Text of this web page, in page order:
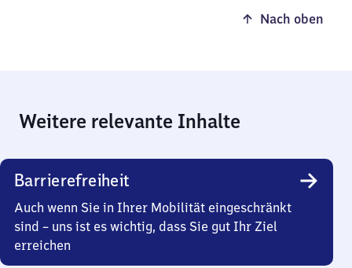
Nach oben
Weitere relevante Inhalte
Barrierefreiheit
Auch wenn Sie in Ihrer Mobilität eingeschränkt
sind – uns ist es wichtig, dass Sie gut Ihr Ziel
erreichen